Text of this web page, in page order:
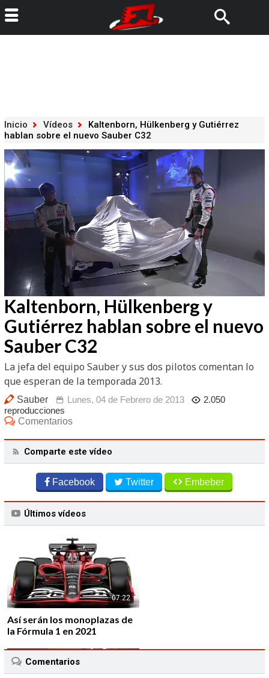
Inicio Vídeos
Kaltenborn, Hülkenberg y Gutiérrez
hablan sobre el nuevo Sauber C32
Unmute /
26.25%
Kaltenborn, Hülkenberg y
Gutiérrez hablan sobre el nuevo
Sauber C32
La jefa del equipo Sauber y sus dos pilotos comentan lo
que esperan de la temporada 2013.
Sauber Lunes, 04 de Febrero de 2013
2.050
reproducciones
Comentarios
Comparte este vídeo
Facebook Twitter Embeber
Últimos vídeos
07:22
Así serán los monoplazas de
la Fórmula 1 en 2021
Comentarios